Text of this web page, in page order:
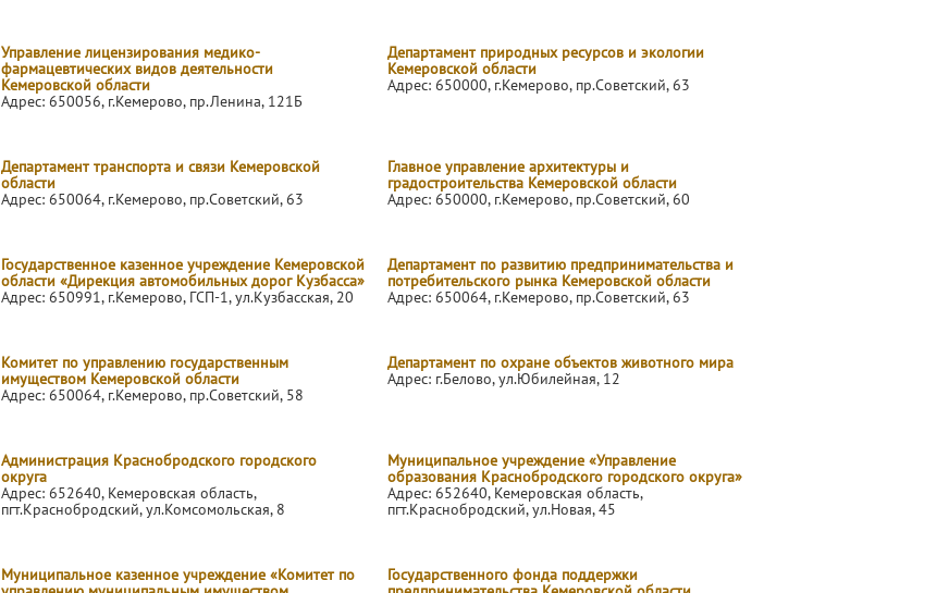
Управление лицензирования медико-
фармацевтических видов деятельности
Кемеровской области
Адрес: 650056, г.Кемерово, пр.Ленина, 121Б
Департамент природных ресурсов и экологии
Кемеровской области
Адрес: 650000, г.Кемерово, пр.Советский, 63
Департамент транспорта и связи Кемеровской
области
Адрес: 650064, г.Кемерово, пр.Советский, 63
Главное управление архитектуры и
градостроительства Кемеровской области
Адрес: 650000, г.Кемерово, пр.Советский, 60
Государственное казенное учреждение Кемеровской
области «Дирекция автомобильных дорог Кузбасса»
Адрес: 650991, г.Кемерово, ГСП-1, ул.Кузбасская, 20
Департамент по развитию предпринимательства и
потребительского рынка Кемеровской области
Адрес: 650064, г.Кемерово, пр.Советский, 63
Комитет по управлению государственным
имуществом Кемеровской области
Адрес: 650064, г.Кемерово, пр.Советский, 58
Департамент по охране объектов животного мира
Адрес: г.Белово, ул.Юбилейная, 12
Администрация Краснобродского городского
округа
Адрес: 652640, Кемеровская область,
пгт.Краснобродский, ул.Комсомольская, 8
Муниципальное учреждение «Управление
образования Краснобродского городского округа»
Адрес: 652640, Кемеровская область,
пгт.Краснобродский, ул.Новая, 45
Муниципальное казенное учреждение «Комитет по
Государственного фонда поддержки